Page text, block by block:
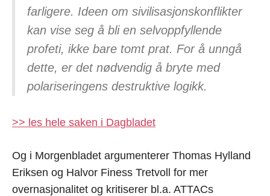
farligere. Ideen om sivilisasjonskonflikter
kan vise seg å bli en selvoppfyllende
profeti, ikke bare tomt prat. For å unngå
dette, er det nødvendig å bryte med
polariseringens destruktive logikk.
>> les hele saken i Dagbladet
Og i Morgenbladet argumenterer Thomas Hylland
Eriksen og Halvor Finess Tretvoll for mer
overnasjonalitet og kritiserer bl.a. ATTACs